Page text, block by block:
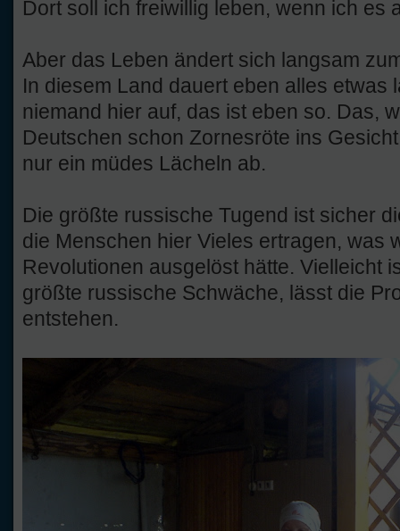
Dort soll ich freiwillig leben, wenn ich es
Aber das Leben ändert sich langsam
In diesem Land dauert eben alles etwas
niemand hier auf, das ist eben so. Das,
Deutschen schon Zornesröte ins
nur ein müdes Lächeln ab.
Die größte russische Tugend ist sicher
die Menschen hier Vieles ertragen, was
Revolutionen ausgelöst hätte. Vielleicht
größte russische Schwäche, lässt die
entstehen.